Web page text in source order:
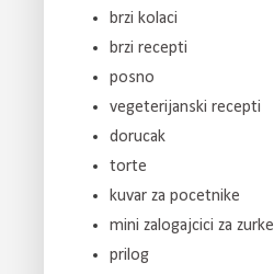
brzi kolaci
brzi recepti
posno
vegeterijanski recepti
dorucak
torte
kuvar za pocetnike
mini zalogajcici za zurke
prilog